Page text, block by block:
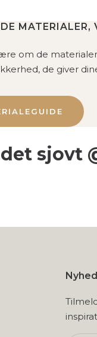
MATERIALER,
om de
de giver
sjovt